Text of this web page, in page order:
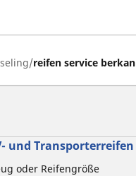
reifen service berkan
und Transporterreifen
oder Reifengröße